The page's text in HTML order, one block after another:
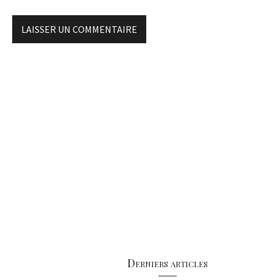
Derniers articles